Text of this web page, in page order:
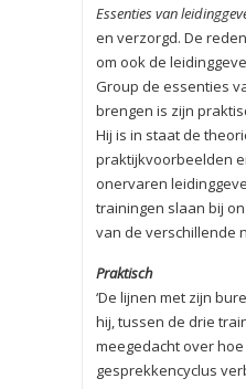
Essenties van
en verzorgd. De
om ook de
Group de essenties
brengen is zijn
Hij is in staat de
praktijkvoorbeelden
onervaren
trainingen slaan bij
van de verschillende
Praktisch
‘De lijnen met zijn
hij, tussen de drie
meegedacht over
gesprekkencyclus